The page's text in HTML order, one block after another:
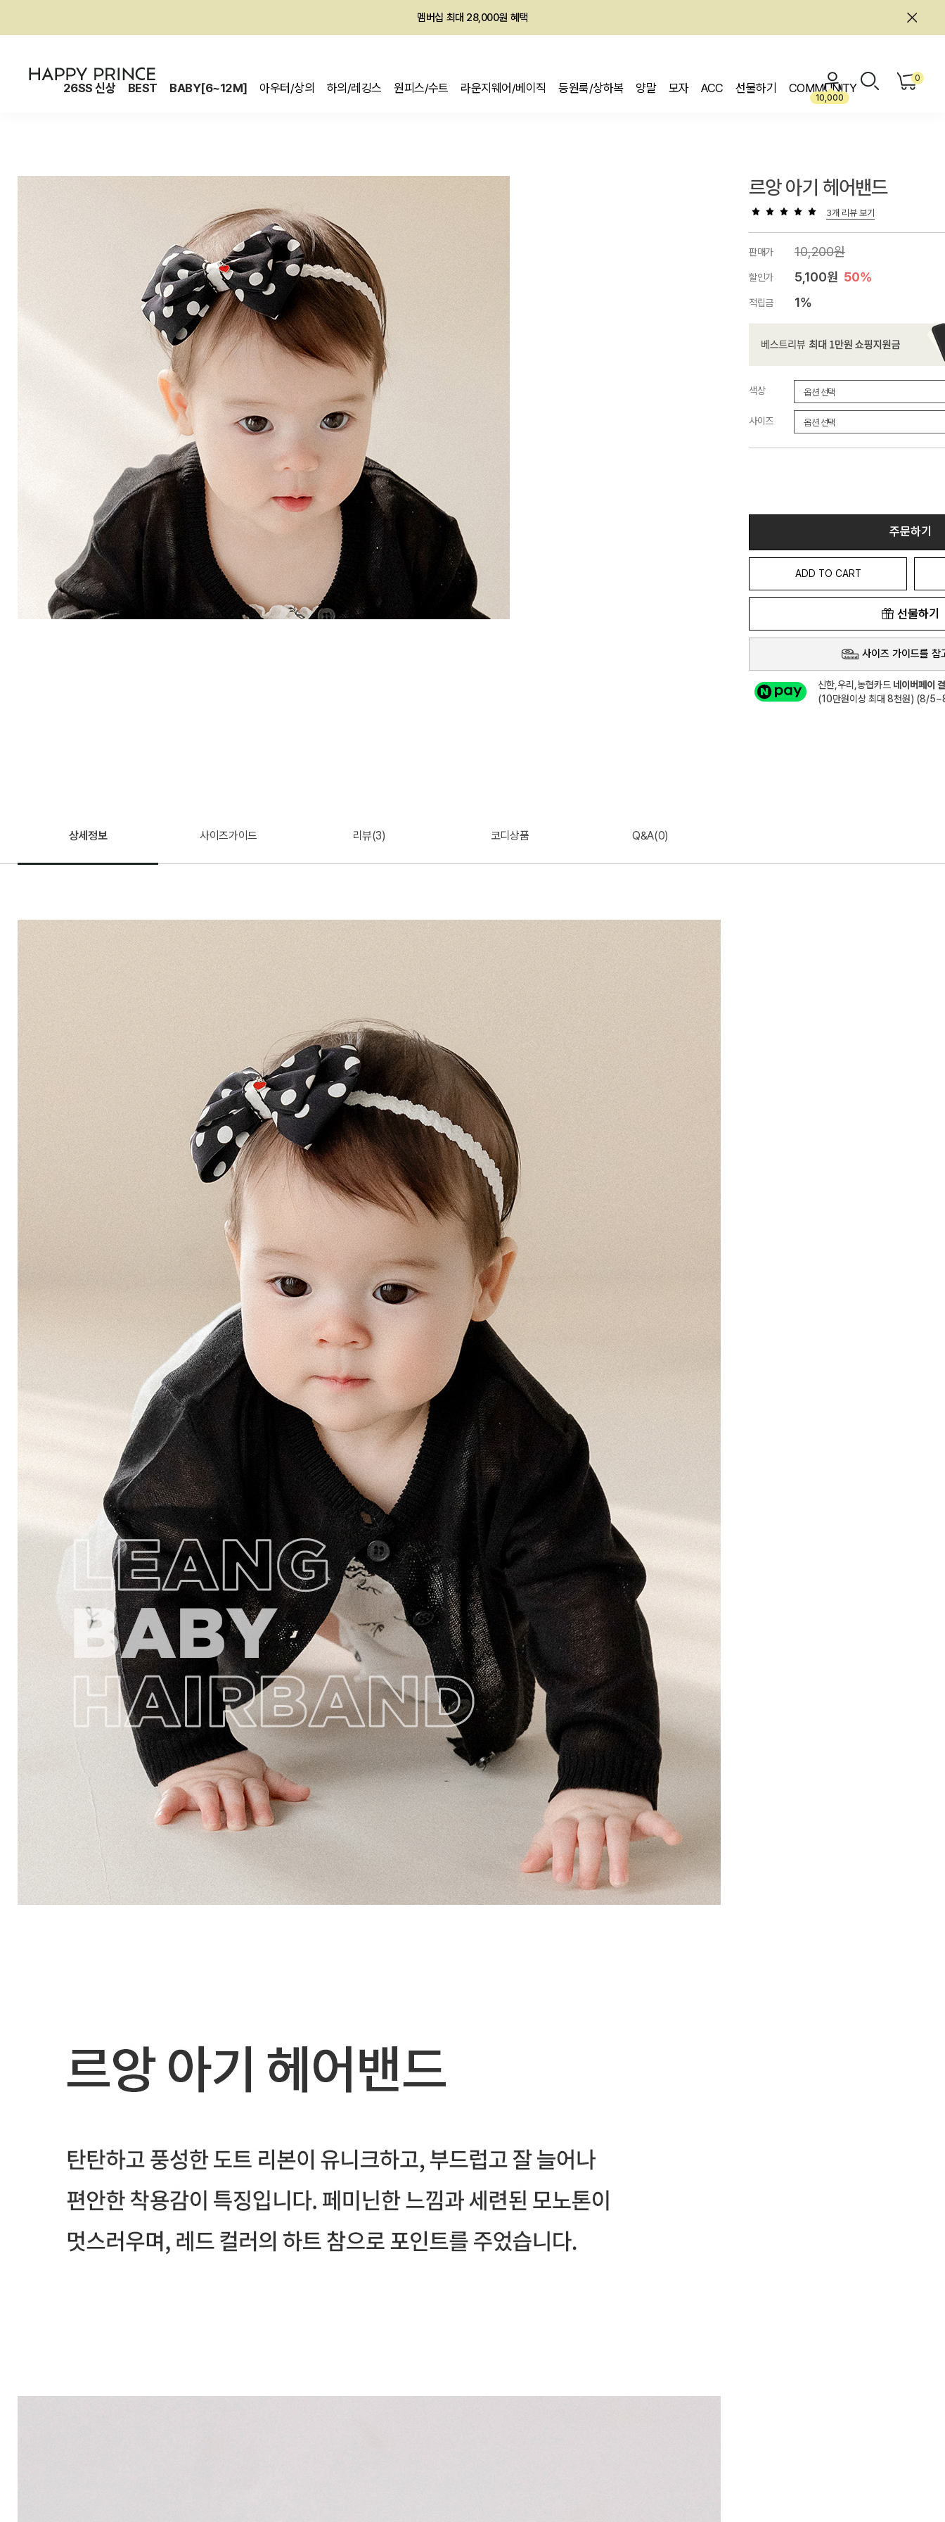
회원전용 아울렛, 가입하면 ~60% 할인!
26SS 신상 BEST BABY[6~12M] 아우터/상의 하의/레깅스 원피스/수트 라운지웨어/베이직 등원룩/상하복 양말 모자 ACC 선물하기 COMMUNITY
10,000
0
르앙 아기 헤어밴드
3개 리뷰 보기
판매가 10,200원
할인가 5,100원 50%
적립금 1%
색상
사이즈
주문하기
ADD TO CART
선물하기
사이즈 가이드를 참
신한,우리,농협카드 네이버페이
(10만원이상 최대 8천원) (8/
상세정보 사이즈가이드 리뷰(3) 코디상품 Q&A(0)